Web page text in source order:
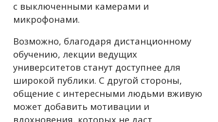
с выключенными камерами и
микрофонами.
Возможно, благодаря дистанционному
обучению, лекции ведущих
университетов станут доступнее для
широкой публики. С другой стороны,
общение с интересными людьми вживую
может добавить мотивации и
вдохновения, которых не даст